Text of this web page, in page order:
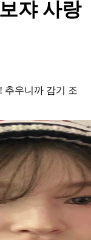
쟈 사랑
추우니까 감기 조